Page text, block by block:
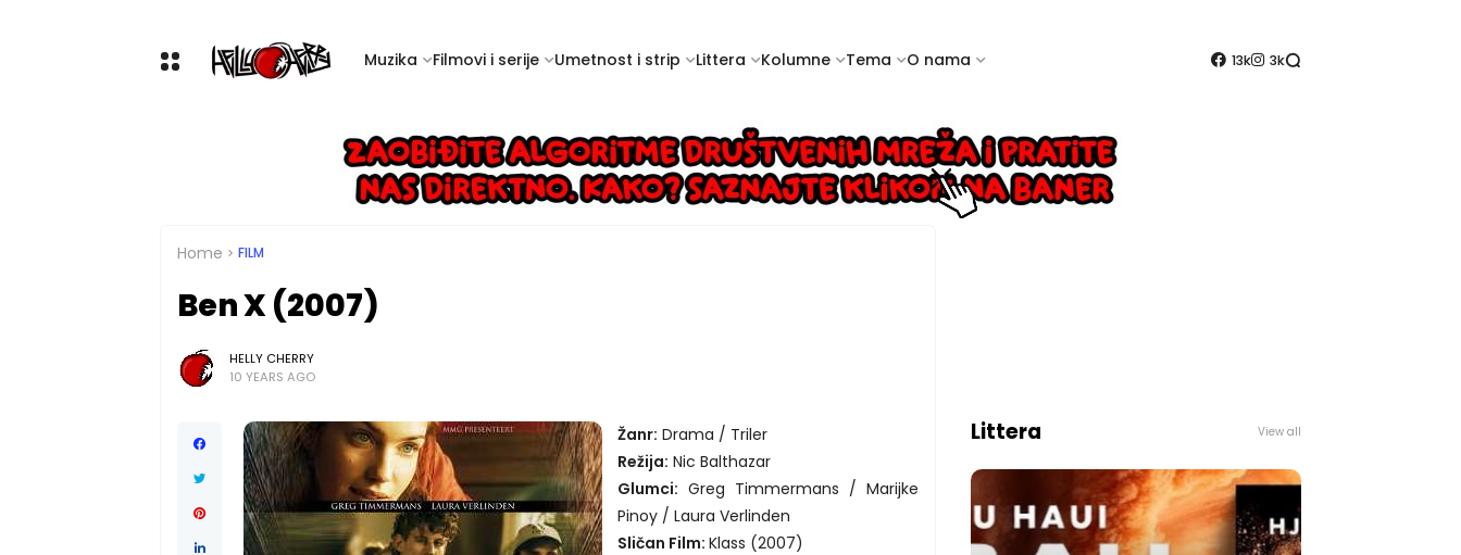
Muzika Filmovi i serije Umetnost i strip Littera Kolumne Tema O nama 13k 3k
Home FILM
Ben X (2007)
HELLY CHERRY
10 YEARS AGO
Žanr: Drama / Triler
Režija: Nic Balthazar
Glumci: Greg Timmermans / Marijke
Pinoy / Laura Verlinden
Sličan Film: Klass (2007)
Littera View all